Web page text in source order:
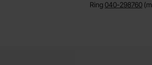
Ring 040-298760